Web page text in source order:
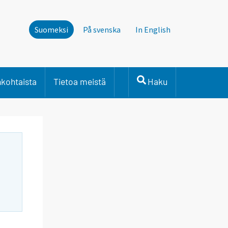
Suomeksi På svenska In English
Tietoa meistä Haku